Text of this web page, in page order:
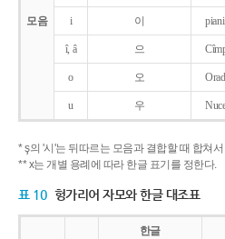
모음 i 이
î, â 으
o 오
u 우
* ş의 '시'는 뒤따르는 모음과 결합할 때 합쳐
** x는 개별 용례에 따라 한글 표기를 정한다.
표 10 헝가리어 자모와 한글 대조표
한글